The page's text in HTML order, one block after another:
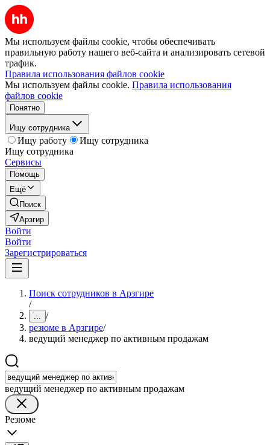
Мы используем файлы cookie, чтобы обеспечивать
правильную работу нашего веб-сайта и анализировать сетевой
трафик.
Правила использования файлов cookie
Мы используем файлы cookie. Правила использования
файлов cookie
Понятно
Ищу сотрудника
Ищу работу
Ищу сотрудника
Ищу сотрудника
Сервисы
Помощь
Ещё
Поиск
Арзгир
Войти
Войти
Зарегистрироваться
Поиск сотрудников в Арзгире
/
... /
резюме в Арзгире/
ведущий менеджер по активным продажам
ведущий менеджер по активным продажам
Резюме